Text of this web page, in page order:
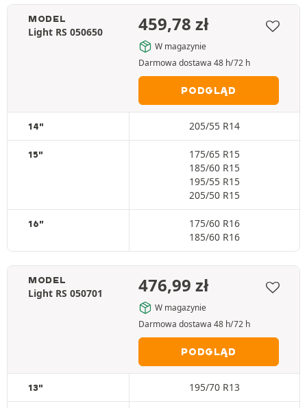
MODEL
Light RS 050650 459,78 zł
W magazynie
Darmowa dostawa 48 h/72 h
PODGLĄD
14" 205/55 R14
15"
175/65 R15
185/60 R15
195/55 R15
205/50 R15
16"
175/60 R16
185/60 R16
MODEL
Light RS 050701 476,99 zł
W magazynie
Darmowa dostawa 48 h/72 h
PODGLĄD
13" 195/70 R13